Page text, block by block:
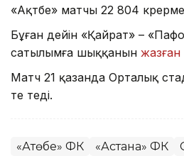
«Ақтөбе» матчы 22 804
Бұған дейін «Қайрат» –
сатылымға шыққанын жазған
Матч 21 қазанда Орталық
те өтеді.
«Ақтөбе» ФК «Астана» ФК